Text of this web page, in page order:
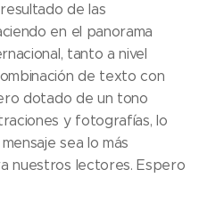
de las
en el panorama
tanto a nivel
de texto con
dotado de un tono
y fotografías, lo
sea lo más
nuestros lectores. Espero